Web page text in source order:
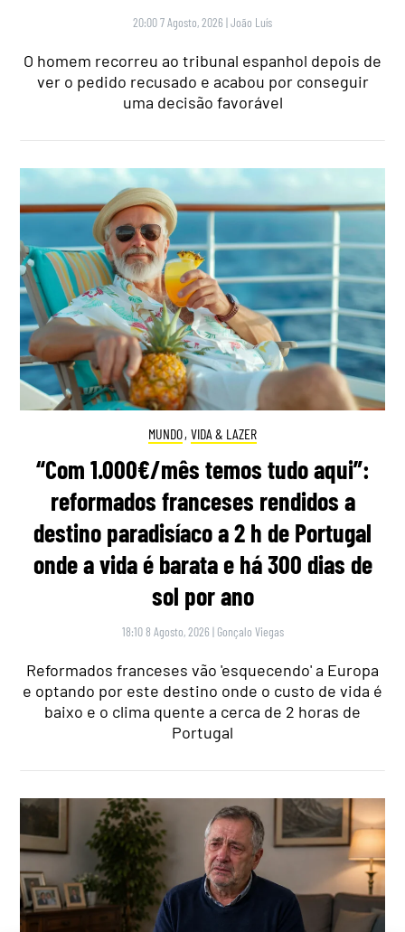
20:00 7 Agosto, 2026 |João Luís
O homem recorreu ao tribunal espanhol depois de
ver o pedido recusado e acabou por conseguir
uma decisão favorável
MUNDO, VIDA & LAZER
“Com 1.000€/mês temos tudo aqui”:
reformados franceses rendidos a
destino paradisíaco a 2 h de Portugal
onde a vida é barata e há 300 dias de
sol por ano
18:10 8 Agosto, 2026 | Gonçalo Viegas
Reformados franceses vão 'esquecendo' a Europa
e optando por este destino onde o custo de vida é
baixo e o clima quente a cerca de 2 horas de
Portugal